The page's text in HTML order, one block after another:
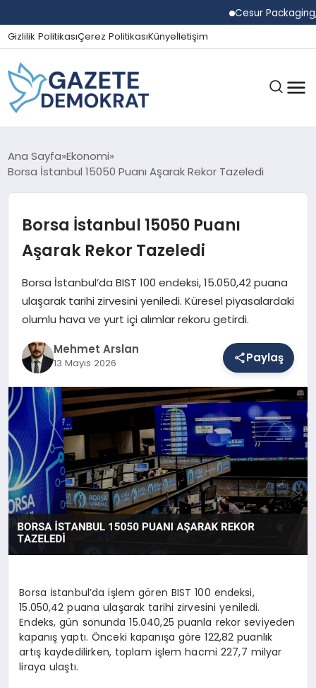
Cesur Packaging,
Gizlilik PolitikasıÇerez PolitikasıKünyeİletişim
GÜNDEM
SPOR
MAGAZIN
SAĞLIK
EĞITIM
DÜNYA
YAŞAM
Ana Sayfa Ekonomi
Borsa İstanbul 15050 Puanı Aşarak Rekor Tazeledi
Borsa İstanbul 15050 Puanı
Aşarak Rekor Tazeledi
Borsa İstanbul’da BIST 100 endeksi, 15.050,42 puana
ulaşarak tarihi zirvesini yeniledi. Küresel piyasalardaki
olumlu hava ve yurt içi alımlar rekoru getirdi.
Mehmet Arslan
13 Mayıs 2026 Paylaş
Borsa İstanbul’da işlem gören BIST 100 endeksi,
15.050,42 puana ulaşarak tarihi zirvesini yeniledi.
Endeks, gün sonunda 15.040,25 puanla rekor seviyeden
kapanış yaptı. Önceki kapanışa göre 122,82 puanlık
artış kaydedilirken, toplam işlem hacmi 227,7 milyar
liraya ulaştı.